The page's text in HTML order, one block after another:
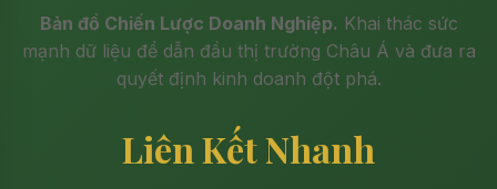
Bản đồ Chiến Lược Doanh Nghiệp. Khai thác sức
mạnh dữ liệu để dẫn đầu thị trường Châu Á và đưa ra
quyết định kinh doanh đột phá.
Liên Kết Nhanh